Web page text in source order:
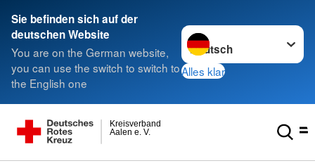
Sie befinden sich auf der
deutschen Website
You are on the German website,
you can use the switch to switch to
the English one
Sprache wechseln zu
Alles klar
Aalen e. V.
Kreisverband